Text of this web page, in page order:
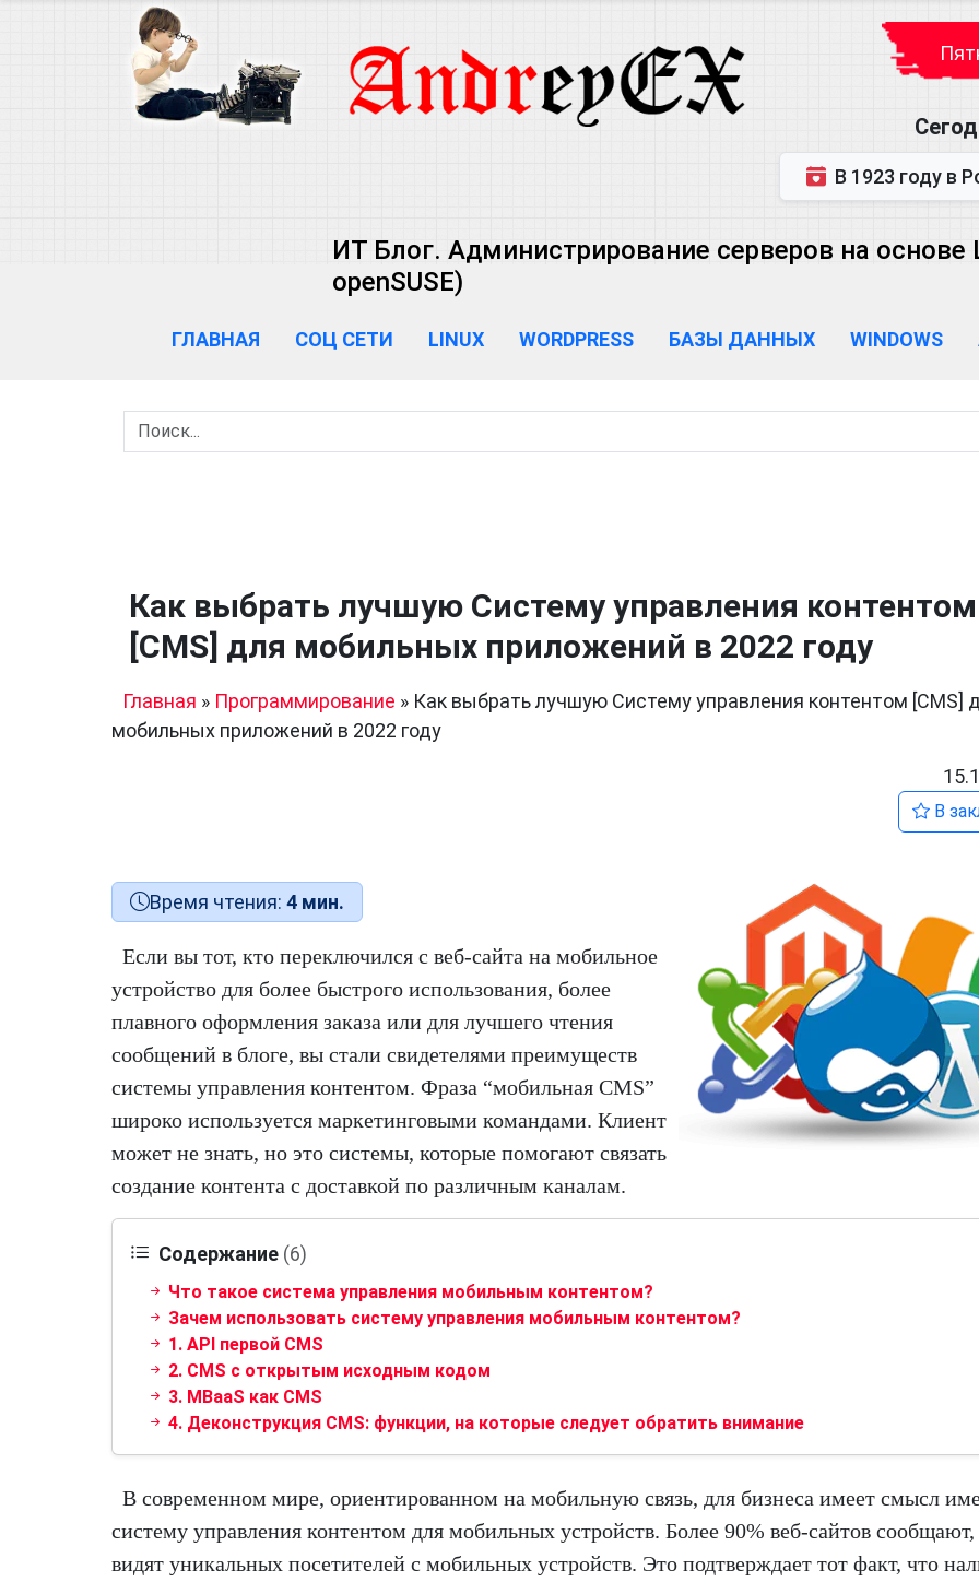
В 1923 году в Ростове-на-Дону
ИТ Блог. Администрирование серверов на основе
openSUSE)
ГЛАВНАЯ СОЦ СЕТИ LINUX WORDPRESS БАЗЫ ДАННЫХ WINDOWS
Как выбрать лучшую Систему управления контентом
[CMS] для мобильных приложений в 2022 году
Главная » Программирование » Как выбрать лучшую Систему управления контентом [CMS]
мобильных приложений в 2022 году
В
Время чтения: 4 мин.
Если вы тот, кто переключился с веб-сайта на мобильное
устройство для более быстрого использования, более
плавного оформления заказа или для лучшего чтения
сообщений в блоге, вы стали свидетелями преимуществ
системы управления контентом. Фраза “мобильная CMS”
широко используется маркетинговыми командами. Клиент
может не знать, но это системы, которые помогают связать
создание контента с доставкой по различным каналам.
Содержание (6)
Что такое система управления мобильным контентом?
Зачем использовать систему управления мобильным контентом?
1. API первой CMS
2. CMS с открытым исходным кодом
3. MBaaS как CMS
4. Деконструкция CMS: функции, на которые следует обратить внимание
В современном мире, ориентированном на мобильную связь, для бизнеса имеет смысл
систему управления контентом для мобильных устройств. Более 90% веб-сайтов сообщают,
видят уникальных посетителей с мобильных устройств. Это подтверждает тот факт, что